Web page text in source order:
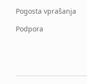
Pogosta vprašanja
Podpora